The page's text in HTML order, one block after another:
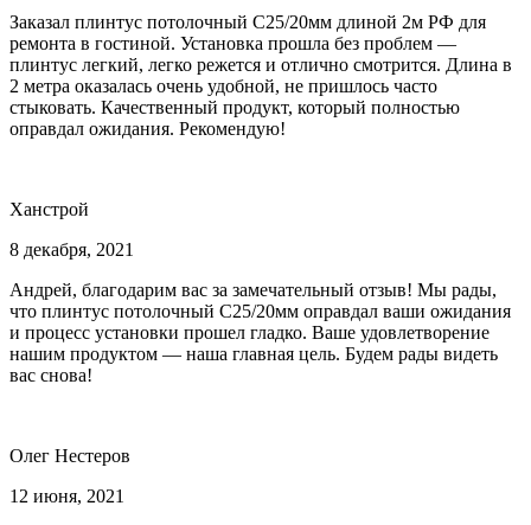
Заказал плинтус потолочный С25/20мм длиной 2м РФ для
ремонта в гостиной. Установка прошла без проблем —
плинтус легкий, легко режется и отлично смотрится. Длина в
2 метра оказалась очень удобной, не пришлось часто
стыковать. Качественный продукт, который полностью
оправдал ожидания. Рекомендую!
Ханстрой
8 декабря, 2021
Андрей, благодарим вас за замечательный отзыв! Мы рады,
что плинтус потолочный С25/20мм оправдал ваши ожидания
и процесс установки прошел гладко. Ваше удовлетворение
нашим продуктом — наша главная цель. Будем рады видеть
вас снова!
Олег Нестеров
12 июня, 2021